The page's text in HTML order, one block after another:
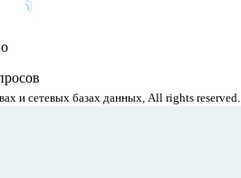
и сетевых базах данных, All rights reserved.